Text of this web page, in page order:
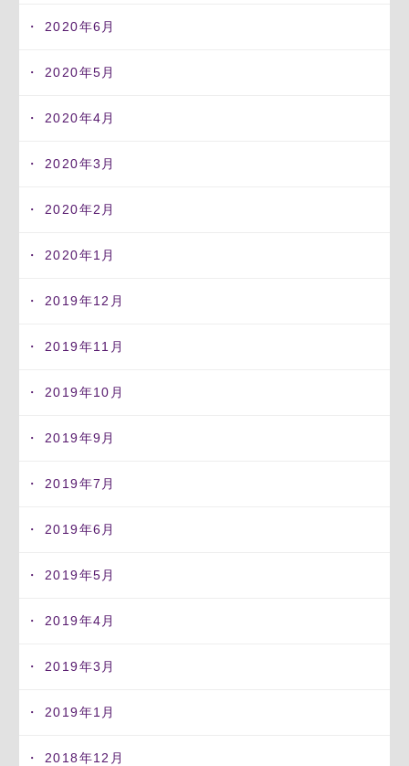
2020年6月
2020年5月
2020年4月
2020年3月
2020年2月
2020年1月
2019年12月
2019年11月
2019年10月
2019年9月
2019年7月
2019年6月
2019年5月
2019年4月
2019年3月
2019年1月
2018年12月